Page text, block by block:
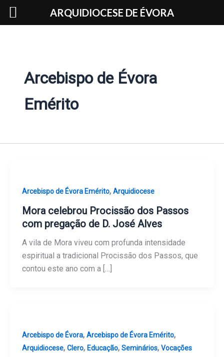
Skip
Arcebispo de Évora
Emérito
Arcebispo de Évora Emérito, Arquidiocese
Mora celebrou Procissão dos Passos
com pregação de D. José Alves
A vila de Mora viveu com profunda intensidade
espiritual a tradicional Procissão dos Passos, que
contou este ano com a […]
Arcebispo de Évora, Arcebispo de Évora Emérito,
Arquidiocese, Clero, Educação, Seminários, Vocações
ARQUIDIOCESE DE ÉVORA